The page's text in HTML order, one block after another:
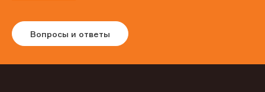
Вопросы и ответы